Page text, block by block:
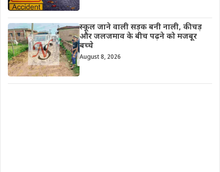
स्कूल जाने वाली सड़क बनी नाली, कीचड़
और जलजमाव के बीच पढ़ने को मजबूर
बच्चे
August 8, 2026